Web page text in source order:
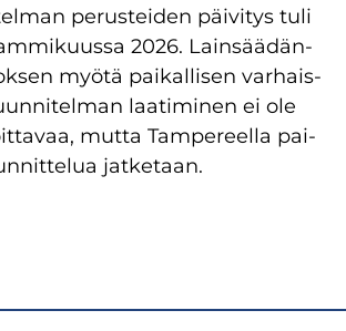
pe­rus­tei­den päi­vi­tys tuli
2026. Lain­sää­dän­
myötä pai­kal­li­sen var­hais­
laa­ti­mi­nen ei ole
mutta Tam­pe­reel­la pai­
jat­ke­taan.